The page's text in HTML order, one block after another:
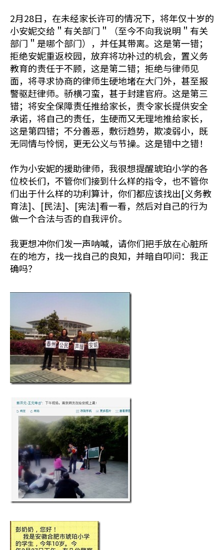
2月28日，在未经家长许可的情况下，将年仅十岁的
小安妮交给＂有关部门＂（至今不向我说明＂有关
部门＂是哪个部门），并任其带离。这是第一错；
拒绝安妮重返校园，放弃将功补过的机会，置义务
教育的责任于不顾，这是第二错；拒绝与律师见
面，将寻求协商的律师生硬地堵在大门外，甚至报
警驱赶律师。骄横刁蛮，甚于封建官府。这是第三
错；将安全保障责任推给家长，责令家长提供安全
承诺，将自己的责任，生硬而又无理地推给家长，
这是第四错；不分善恶，敷衍趋势，欺凌弱小，既
无同情与怜悯，更无公义与节操。这是错中之错！
作为小安妮的援助律师，我很想提醒琥珀小学的各
位校长们，不管你们接到什么样的指令，也不管你
们出于什么样的功利算计，你们都应该找出[义务教
育法]、[民法]、[宪法]看一看，然后对自己的行为
做一个合法与否的自我评价。
我更想冲你们发一声呐喊，请你们把手放在心脏所
在的地方，找一找自己的良知，并暗自叩问：我正
确吗？